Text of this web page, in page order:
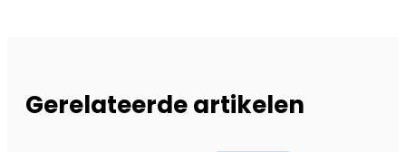
Gerelateerde artikelen